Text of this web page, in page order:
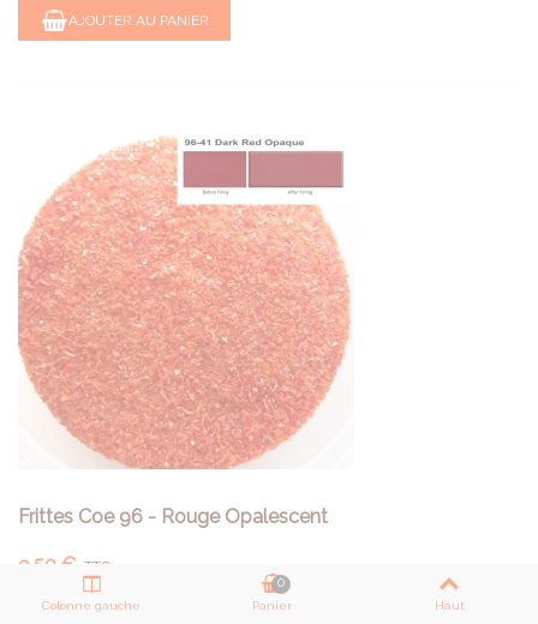
AJOUTER AU PANIER
Frittes Coe 96 - Rouge Opalescent
9,50 € TTC
Frites WISSMACH COE 96 Grains fins Pot de 150g
Colonne gauche Panier
0
Haut